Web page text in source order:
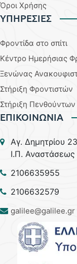
Όροι Χρήσης
YΠΗΡΕΣΙΕΣ
Φροντίδα στο σπίτι
Κέντρο Ημερήσιας
Ξενώνας
Στήριξη Φροντιστών
Στήριξη Πενθούντων
ΕΠΙΚΟΙΝΩΝΙΑ
Aγ. Δημητρίου
Ι.Π. Αναστάσεως
2106635955
2106632579
galilee@galilee.gr